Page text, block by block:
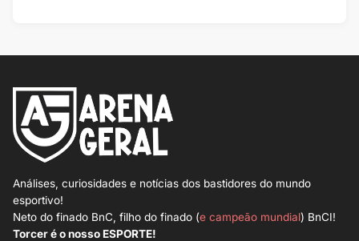
Análises, curiosidades e notícias dos bastidores do mundo
esportivo!
Neto do finado BnC, filho do finado (e campeão mundial) BnCI!
Torcer é o nosso ESPORTE!